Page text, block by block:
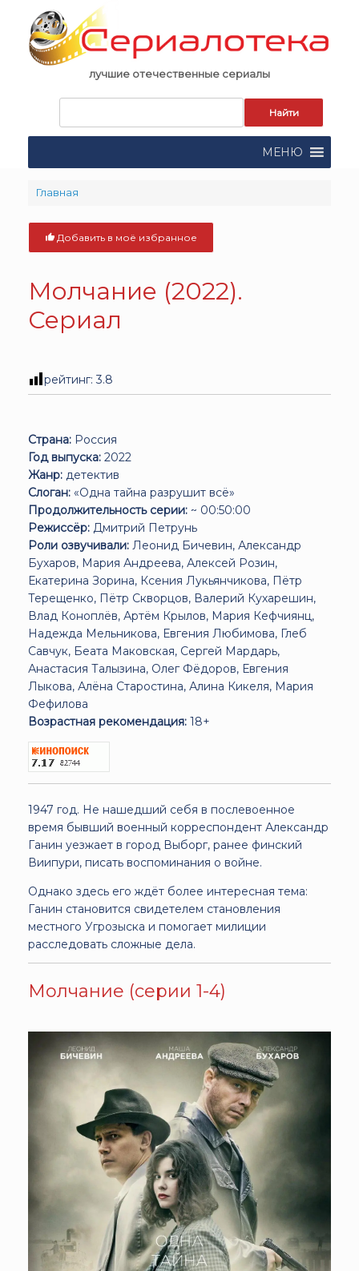
content
лучшие отечественные сериалы
поиска:
МЕНЮ
Главная
Добавить в моё избранное
Молчание (2022).
Сериал
рейтинг:3.8
Страна: Россия
Год выпуска: 2022
Жанр: детектив
Слоган: «Одна тайна разрушит всё»
Продолжительность серии: ~ 00:50:00
Режиссёр: Дмитрий Петрунь
Роли озвучивали: Леонид Бичевин, Александр
Бухаров, Мария Андреева, Алексей Розин,
Екатерина Зорина, Ксения Лукьянчикова, Пётр
Терещенко, Пётр Скворцов, Валерий Кухарешин,
Влад Коноплёв, Артём Крылов, Мария Кефчиянц,
Надежда Мельникова, Евгения Любимова, Глеб
Савчук, Беата Маковская, Сергей Мардарь,
Анастасия Талызина, Олег Фёдоров, Евгения
Лыкова, Алёна Старостина, Алина Кикеля, Мария
Фефилова
Возрастная рекомендация: 18+
1947 год. Не нашедший себя в послевоенное
время бывший военный корреспондент Александр
Ганин уезжает в город Выборг, ранее финский
Виипури, писать воспоминания о войне.
Однако здесь его ждёт более интересная тема:
Ганин становится свидетелем становления
местного Угрозыска и помогает милиции
расследовать сложные дела.
Молчание (серии 1-4)